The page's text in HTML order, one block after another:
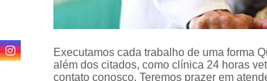
Executamos cada trabalho de uma forma
além dos citados, como clínica 24 horas
contato conosco. Teremos prazer em